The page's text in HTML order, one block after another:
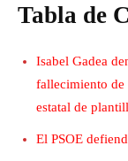
Tabla de
Isabel Gadea
fallecimiento de
estatal de
El PSOE